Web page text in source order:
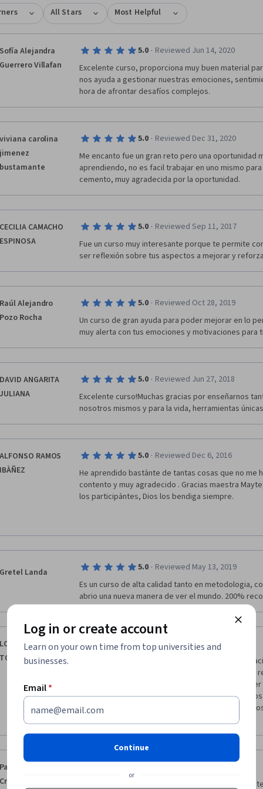
en el orden que te proponemos. Este programa está dirigido a
persona interesada en conectarse con sus propósitos y profundizar
para progresar en desafíos personales y colectivos muy
Es especialmente útil para personas en mandos medios y altos en
públicas, privadas y no gubernamentales (ONGs). También
comunitarios, activistas y en general gente que trabaja con
y que necesita desarrollar o profundizar habilidades y herramientas
a partir de grupos con opiniones e intereses diversos
que trabajan juntas para avanzar en los temas que les importan.
útil, también, para personas interesadas en aprender a mejorar los
All Stars Most Helpful
Sofía Alejandra
Guerrero Villafan
5.0 · Reviewed Jun 14, 2020
Excelente curso, proporciona muy buen material
nos ayuda a gestionar nuestras emociones,
hora de afrontar desafíos complejos.
viviana carolina
jimenez
bustamante
5.0 · Reviewed Dec 31, 2020
Me encanto fue un gran reto pero una oportunidad
aprendiendo, no es facil trabajar en uno mismo
cemento, muy agradecida por la oportunidad.
CECILIA CAMACHO
ESPINOSA
5.0 · Reviewed Sep 11, 2017
Fue un curso muy interesante porque te permite
ser reflexión sobre tus aspectos a mejorar y
Raúl Alejandro
Pozo Rocha
5.0 · Reviewed Oct 28, 2019
Un curso de gran ayuda para poder mejorar en lo
muy alerta con tus emociones y motivaciones para
DAVID ANGARITA
JULIANA
5.0 · Reviewed Jun 27, 2018
Excelente curso!Muchas gracias por enseñarnos
nosotros mismos y para la vida, herramientas
ALFONSO RAMOS
IBÀÑEZ
5.0 · Reviewed Dec 6, 2016
He aprendido bastànte de tantas cosas que no me
contento y muy agradecido . Gracias maestra
los participàntes, Dios los bendiga siempre.
Gretel Landa 5.0 · Reviewed May 13, 2019
Es un curso de alta calidad tanto en metodologia,
abrio una nueva manera de ver el mundo. 200%
LOPEZ RAMIREZ
TOMAS EDUARDO
5.0 · Reviewed Jun 29, 2020
Me dio información sobre como manejar mis
fueron muy explicativos y junto a los foros se
como se avanzaba entre los compañeros, logre
actos frente a los que me encuentro a diario con
planteamos, estuvo bien el curso, veo que a
Paola Cerecedo
Cruz
Es un curso fantástico que vale mucho la pena,
Log in or create account
Learn on your own time from top universities and
businesses.
Email*
Continue
or